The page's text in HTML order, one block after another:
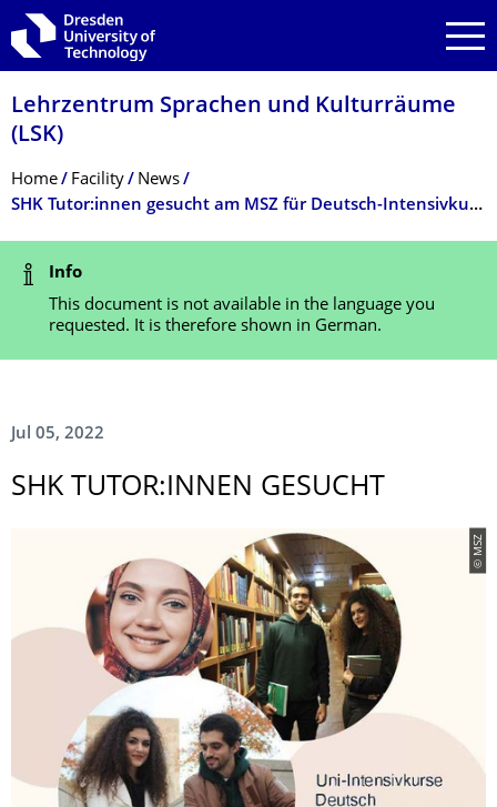
Skip to main navigation
Skip to search
Skip to content
Lehrzentrum Sprachen und Kulturräume
(LSK)
Breadcrumb Menu
Home Facility
News
SHK Tutor:innen gesucht am MSZ für Deutsch-Intensivkurse für Geflüchtete
Status Message
Info
This document is not available in the language you
requested. It is therefore shown in German.
Jul 05, 2022
SHK TUTOR:INNEN GESUCHT
© MSZ